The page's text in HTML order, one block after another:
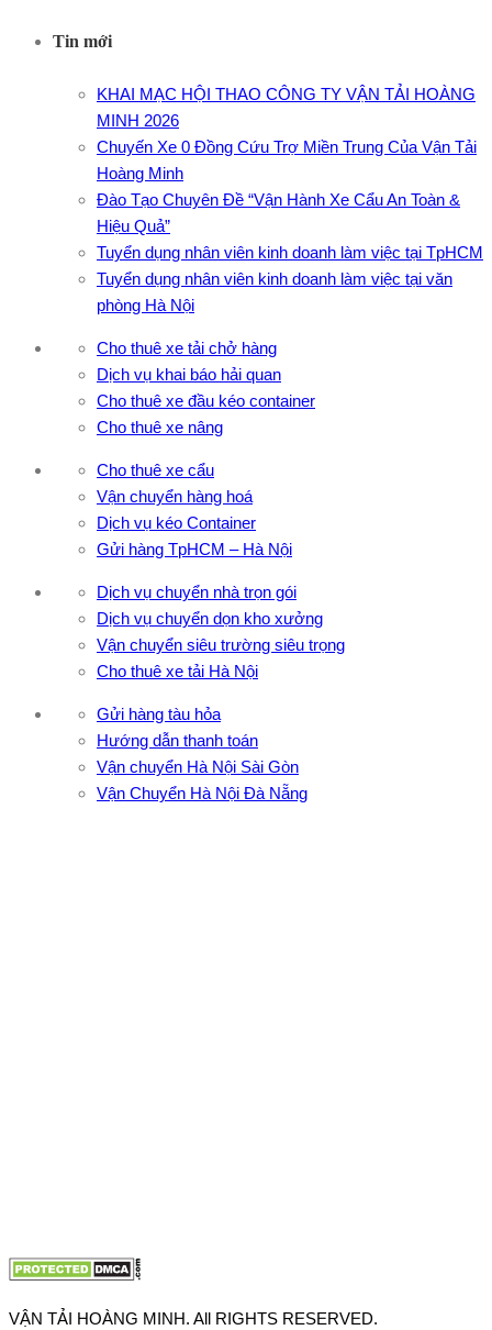
Tin mới
KHAI MẠC HỘI THAO CÔNG TY VẬN TẢI HOÀNG
MINH 2026
Chuyến Xe 0 Đồng Cứu Trợ Miền Trung Của Vận Tải
Hoàng Minh
Đào Tạo Chuyên Đề “Vận Hành Xe Cẩu An Toàn &
Hiệu Quả”
Tuyển dụng nhân viên kinh doanh làm việc tại TpHCM
Tuyển dụng nhân viên kinh doanh làm việc tại văn
phòng Hà Nội
Cho thuê xe tải chở hàng
Dịch vụ khai báo hải quan
Cho thuê xe đầu kéo container
Cho thuê xe nâng
Cho thuê xe cẩu
Vận chuyển hàng hoá
Dịch vụ kéo Container
Gửi hàng TpHCM – Hà Nội
Dịch vụ chuyển nhà trọn gói
Dịch vụ chuyển dọn kho xưởng
Vận chuyển siêu trường siêu trọng
Cho thuê xe tải Hà Nội
Gửi hàng tàu hỏa
Hướng dẫn thanh toán
Vận chuyển Hà Nội Sài Gòn
Vận Chuyển Hà Nội Đà Nẵng
VẬN TẢI HOÀNG MINH. All RIGHTS RESERVED.